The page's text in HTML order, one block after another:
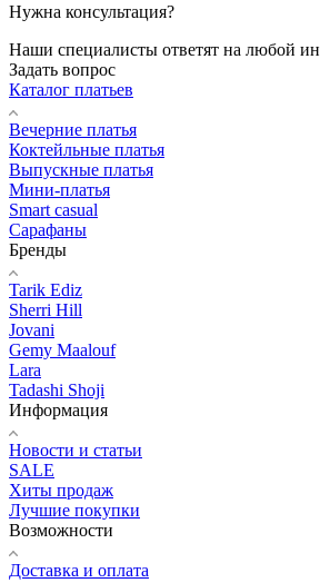
Нужна консультация?
Наши специалисты ответят на любой
Задать вопрос
Каталог платьев
Вечерние платья
Коктейльные платья
Выпускные платья
Мини-платья
Smart casual
Сарафаны
Бренды
Tarik Ediz
Sherri Hill
Jovani
Gemy Maalouf
Lara
Tadashi Shoji
Информация
Новости и статьи
SALE
Хиты продаж
Лучшие покупки
Возможности
Доставка и оплата